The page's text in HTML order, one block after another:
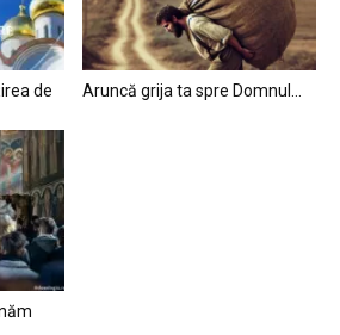
de
Aruncă grija ta spre Domnul…